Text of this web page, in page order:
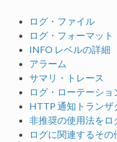
ログ・ファイル
ログ・フォーマット
INFO レベルの詳細
アラーム
サマリ・トレース
ログ・ローテーショ
HTTP 通知トランザ
非推奨の使用法をロ
ログに関連するそ